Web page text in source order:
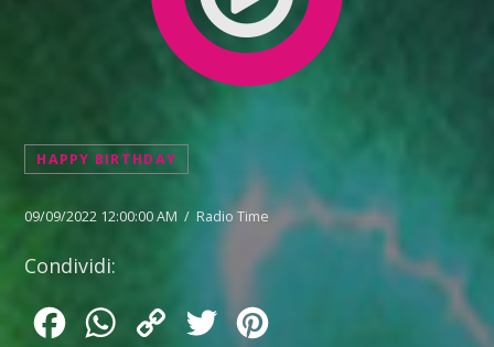
HAPPY BIRTHDAY
09/09/2022 12:00:00 AM / Radio Time
Condividi:
FacebookWhatsApp
Copy Twitter